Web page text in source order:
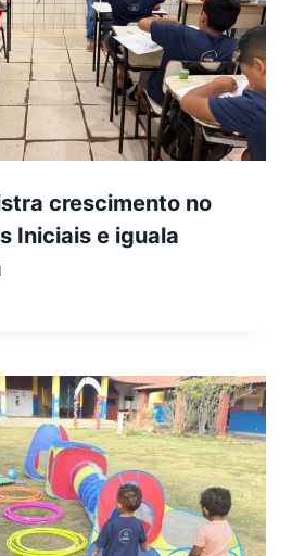
crescimento no
Iniciais e iguala